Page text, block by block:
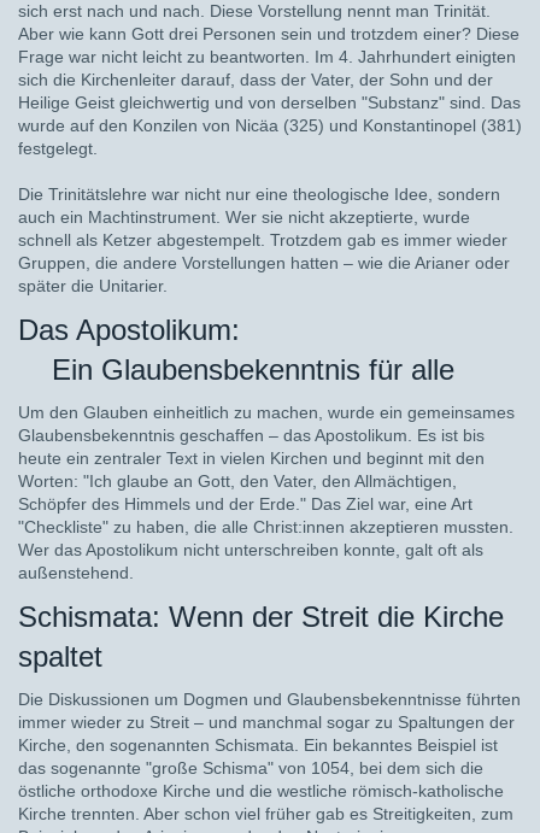
sich erst nach und nach. Diese Vorstellung nennt man Trinität.
Aber wie kann Gott drei Personen sein und trotzdem einer? Diese
Frage war nicht leicht zu beantworten. Im 4. Jahrhundert einigten
sich die Kirchenleiter darauf, dass der Vater, der Sohn und der
Heilige Geist gleichwertig und von derselben "Substanz" sind. Das
wurde auf den Konzilen von Nicäa (325) und Konstantinopel (381)
festgelegt.
Die Trinitätslehre war nicht nur eine theologische Idee, sondern
auch ein Machtinstrument. Wer sie nicht akzeptierte, wurde
schnell als Ketzer abgestempelt. Trotzdem gab es immer wieder
Gruppen, die andere Vorstellungen hatten – wie die Arianer oder
später die Unitarier.
Das Apostolikum:
Ein Glaubensbekenntnis für alle
Um den Glauben einheitlich zu machen, wurde ein gemeinsames
Glaubensbekenntnis geschaffen – das Apostolikum. Es ist bis
heute ein zentraler Text in vielen Kirchen und beginnt mit den
Worten: "Ich glaube an Gott, den Vater, den Allmächtigen,
Schöpfer des Himmels und der Erde." Das Ziel war, eine Art
"Checkliste" zu haben, die alle Christ:innen akzeptieren mussten.
Wer das Apostolikum nicht unterschreiben konnte, galt oft als
außenstehend.
Schismata: Wenn der Streit die Kirche
spaltet
Die Diskussionen um Dogmen und Glaubensbekenntnisse führten
immer wieder zu Streit – und manchmal sogar zu Spaltungen der
Kirche, den sogenannten Schismata. Ein bekanntes Beispiel ist
das sogenannte "große Schisma" von 1054, bei dem sich die
östliche orthodoxe Kirche und die westliche römisch-katholische
Kirche trennten. Aber schon viel früher gab es Streitigkeiten, zum